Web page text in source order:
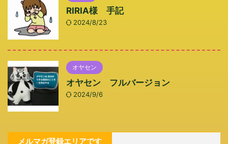
RIRIA様 手記
2024/8/23
オヤセン
オヤセン フルバージョン
2024/9/6
メルマガ登録エリアです